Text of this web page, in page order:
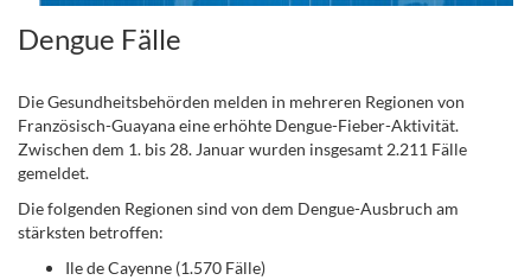
Dengue Fälle
Die Gesundheitsbehörden melden in mehreren Regionen von
Französisch-Guayana eine erhöhte Dengue-Fieber-Aktivität.
Zwischen dem 1. bis 28. Januar wurden insgesamt 2.211 Fälle
gemeldet.
Die folgenden Regionen sind von dem Dengue-Ausbruch am
stärksten betroffen:
Ile de Cayenne (1.570 Fälle)